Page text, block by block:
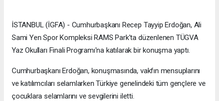
İSTANBUL (İGFA) - Cumhurbaşkanı Recep Tayyip Erdoğan, Ali
Sami Yen Spor Kompleksi RAMS Park'ta düzenlenen TÜGVA
Yaz Okulları Finali Programı'na katılarak bir konuşma yaptı.
Cumhurbaşkanı Erdoğan, konuşmasında, vakfın mensuplarını
ve katılımcıları selamlarken Türkiye genelindeki tüm gençlere ve
çocuklara selamlarını ve sevgilerini iletti.